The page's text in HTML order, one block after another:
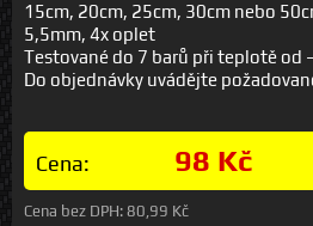
15cm, 20cm, 25cm, 30cm nebo
5,5mm, 4x oplet
Testované do 7 barů při teplotě od
Do objednávky uvádějte
Cena: 98 Kč
Cena bez DPH: 80,99 Kč